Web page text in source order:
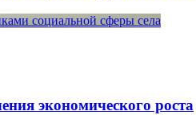
экономического роста